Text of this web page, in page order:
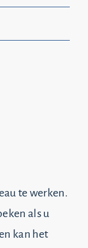
te werken.
als u
kan het